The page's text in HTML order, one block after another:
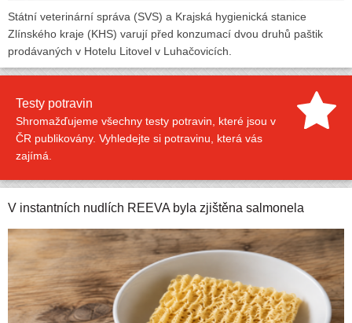
Státní veterinární správa (SVS) a Krajská hygienická stanice
Zlínského kraje (KHS) varují před konzumací dvou druhů paštik
prodávaných v Hotelu Litovel v Luhačovicích.
Testy potravin
Shromažďujeme všechny testy potravin, které jsou v
ČR publikovány. Vyhledejte si potravinu, která vás
zajímá.
V instantních nudlích REEVA byla zjištěna salmonela